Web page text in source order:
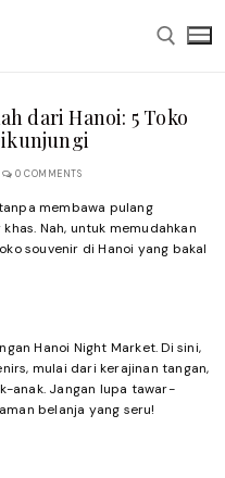
dari Hanoi: 5 Toko
0 COMMENTS
membawa pulang
Nah, untuk memudahkan
souvenir di Hanoi yang bakal
Hanoi Night Market. Di sini,
mulai dari kerajinan tangan,
anak. Jangan lupa tawar-
belanja yang seru!